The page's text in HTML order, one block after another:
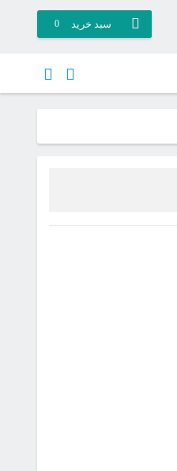
سبد خرید 0